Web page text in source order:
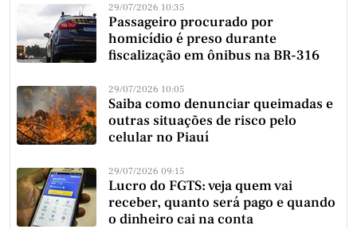
29/07/2026 10:35
Passageiro procurado por
homicídio é preso durante
fiscalização em ônibus na BR-316
29/07/2026 10:05
Saiba como denunciar queimadas e
outras situações de risco pelo
celular no Piauí
29/07/2026 09:15
Lucro do FGTS: veja quem vai
receber, quanto será pago e quando
o dinheiro cai na conta